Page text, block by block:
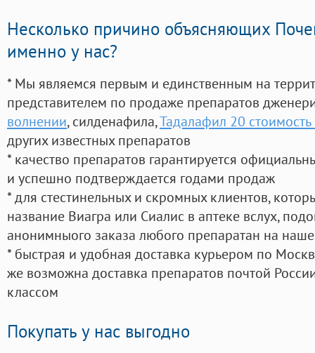
Несколько причино объясняющих
именно у нас?
* Мы являемся первым и единственным на
представителем по продаже препаратов
волнении, силденафила,Тадалафил 20
других известных препаратов
* качество препаратов гарантируется
и успешно подтверждается годами продаж
* для стестинельных и скромных клиентов,
название Виагра или Сиалис в аптеке вслух,
анонимныого заказа любого препаратан на
* быстрая и удобная доставка курьером по
же возможна доставка препаратов почтой
классом
Покупать у нас выгодно